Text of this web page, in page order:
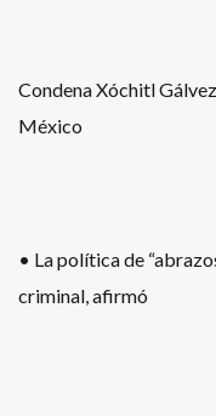
Condena Xóchitl
México
• La política de
criminal, afirmó